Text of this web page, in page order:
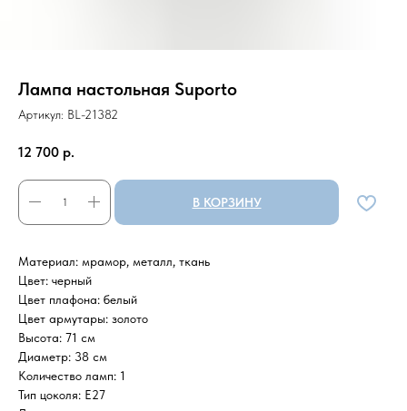
Лампа настольная Suporto
Артикул: BL-21382
12 700 р.
В КОРЗИНУ
Материал: мрамор, металл, ткань
Цвет: черный
Цвет плафона: белый
Цвет армутары: золото
Высота: 71 см
Диаметр: 38 см
Количество ламп: 1
Тип цоколя: Е27